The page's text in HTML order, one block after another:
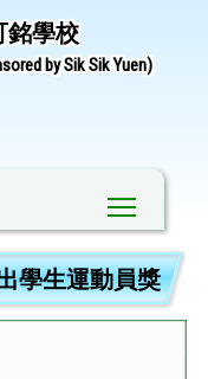
銘學校
by Sik Sik Yuen)
學生運動員獎